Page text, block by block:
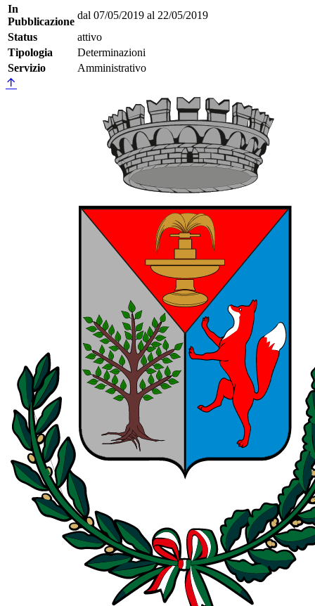
In
Pubblicazione
dal 07/05/2019 al 22/05/2019
Status
attivo
Tipologia
Determinazioni
Servizio
Amministrativo